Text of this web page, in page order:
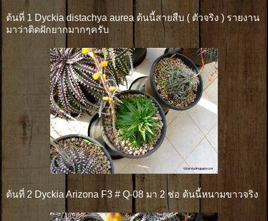
ต้นที่ 1 Dyckia distachya aurea ต้นนี้สายสืบ ( ตัวจริง ) รายงาน
มาว่าติดฝักยากมากๆครับ
ต้นที่ 2 Dyckia Arizona F3 # Q-08 มา 2 ช่อ ต้นนี้หนามขาวจริง